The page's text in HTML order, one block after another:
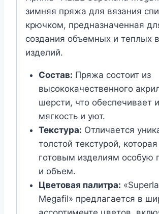
зимняя пряжа для вязания
крючком, предназначенная
создания объемных и теплых
изделий.
Состав: Пряжа состоит из
высококачественного
шерсти, что обеспечивает
мягкость и уют.
Текстура: Отличается
толстой текстурой,
готовым изделиям особую
и объем.
Цветовая палитра:
Megafil» предлагается в